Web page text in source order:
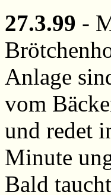
27.3.99 -
Anlage
vom
und redet
Minute
Bald